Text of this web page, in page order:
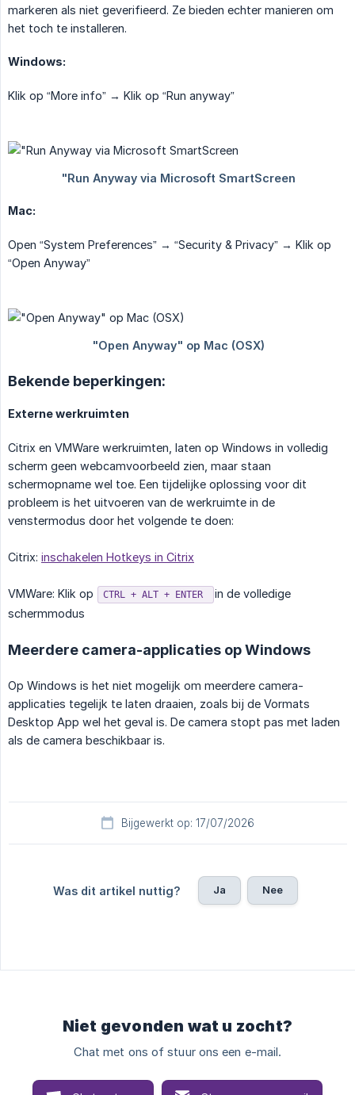
markeren als niet geverifieerd. Ze bieden echter manieren om
het toch te installeren.
Windows:
Klik op “More info” → Klik op “Run anyway”
Mac:
Open “System Preferences” → “Security & Privacy” → Klik op
“Open Anyway”
Bekende beperkingen:
Externe werkruimten
Citrix en VMWare werkruimten, laten op Windows in volledig
scherm geen webcamvoorbeeld zien, maar staan
schermopname wel toe. Een tijdelijke oplossing voor dit
probleem is het uitvoeren van de werkruimte in de
venstermodus door het volgende te doen:
Citrix: inschakelen Hotkeys in Citrix
VMWare: Klik op CTRL + ALT + ENTER
in de volledige
schermmodus
Meerdere camera-applicaties op Windows
Op Windows is het niet mogelijk om meerdere camera-
applicaties tegelijk te laten draaien, zoals bij de Vormats
Desktop App wel het geval is. De camera stopt pas met laden
als de camera beschikbaar is.
Bijgewerkt op: 17/07/2026
Was dit artikel nuttig? Ja Nee
Niet gevonden wat u zocht?
Chat met ons of stuur ons een e-mail.